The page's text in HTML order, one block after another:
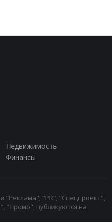
Недвижимость
Финансы
"Реклама", "PR", "Спецпроект",
"Промо", публикуются на